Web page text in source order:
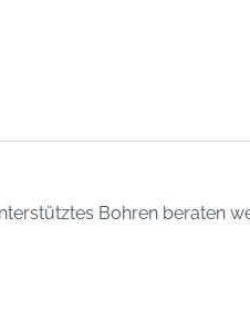
Bohren beraten